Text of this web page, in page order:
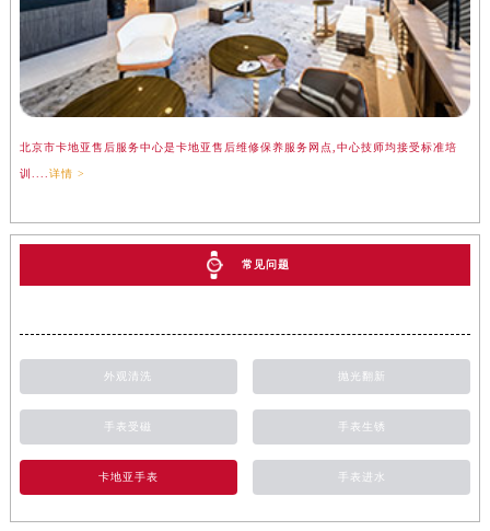
北京市卡地亚售后服务中心是卡地亚售后维修保养服务网点,中心技师均接受标准培
训.... 详情 >
常见问题
外观清洗 抛光翻新
手表受磁 手表生锈
卡地亚手表 手表进水